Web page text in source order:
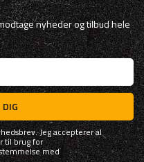
nyheder og tilbud hele
Jeg accepterer al
til brug for
med